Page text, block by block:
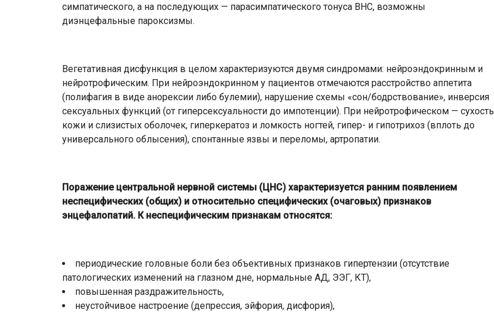
симпатического, а на последующих — парасимпатического тонуса ВНС, возможны
диэнцефальные пароксизмы.
Вегетативная дисфункция в целом характеризуются двумя синдромами: нейроэндокринным и
нейротрофическим. При нейроэндокринном у пациентов отмечаются расстройство аппетита
(полифагия в виде анорексии либо булемии), нарушение схемы «сон/бодрствование», инверсия
сексуальных функций (от гиперсексуальности до импотенции). При нейротрофическом — сухость
кожи и слизистых оболочек, гиперкератоз и ломкость ногтей, гипер- и гипотрихоз (вплоть до
универсального облысения), спонтанные язвы и переломы, артропатии.
Поражение центральной нервной системы (ЦНС) характеризуется ранним появлением
неспецифических (общих) и относительно специфических (очаговых) признаков
энцефалопатий. К неспецифическим признакам относятся:
периодические головные боли без объективных признаков гипертензии (отсутствие
патологических изменений на глазном дне, нормальные АД, ЭЭГ, КТ),
повышенная раздражительность,
неустойчивое настроение (депрессия, эйфория, дисфория),